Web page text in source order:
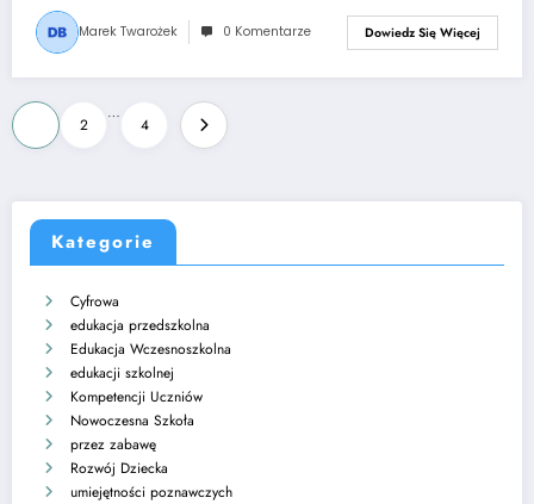
Marek Twarożek 0 Komentarze Dowiedz Się Więcej
Stronicowanie
wpisów
2
…
4
Kategorie
Cyfrowa
edukacja przedszkolna
Edukacja Wczesnoszkolna
edukacji szkolnej
Kompetencji Uczniów
Nowoczesna Szkoła
przez zabawę
Rozwój Dziecka
umiejętności poznawczych